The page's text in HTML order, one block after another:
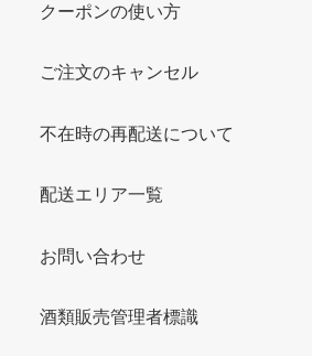
クーポンの使い方
ご注文のキャンセル
不在時の再配送について
配送エリア一覧
お問い合わせ
酒類販売管理者標識